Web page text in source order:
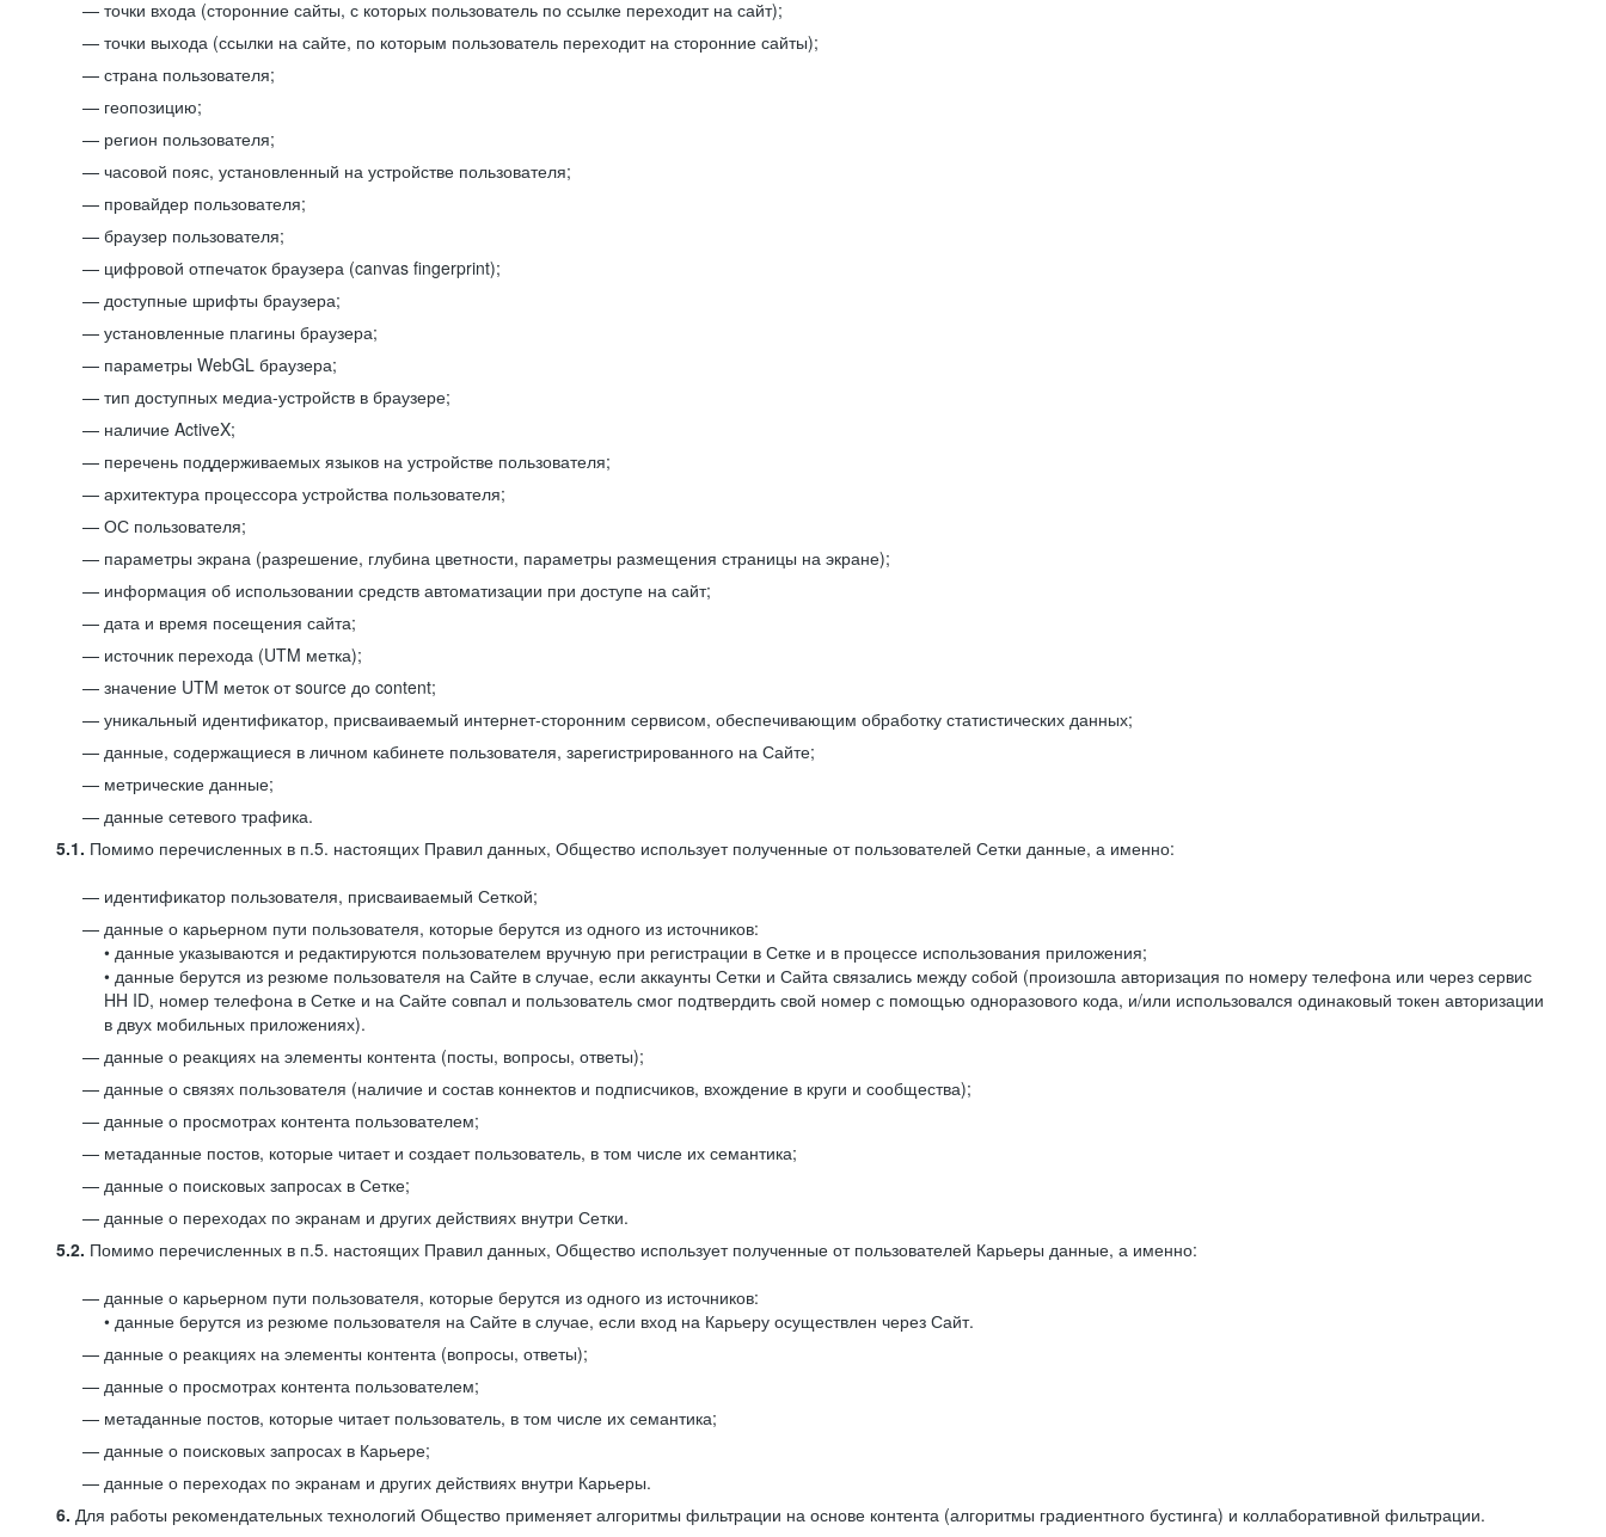
точки входа (сторонние сайты, с которых пользователь по ссылке переходит на сайт);
точки выхода (ссылки на сайте, по которым пользователь переходит на сторонние сайты);
страна пользователя;
геопозицию;
регион пользователя;
часовой пояс, установленный на устройстве пользователя;
провайдер пользователя;
браузер пользователя;
цифровой отпечаток браузера (canvas fingerprint);
доступные шрифты браузера;
установленные плагины браузера;
параметры WebGL браузера;
тип доступных медиа-устройств в браузере;
наличие ActiveX;
перечень поддерживаемых языков на устройстве пользователя;
архитектура процессора устройства пользователя;
ОС пользователя;
параметры экрана (разрешение, глубина цветности, параметры размещения страницы на экране);
информация об использовании средств автоматизации при доступе на сайт;
дата и время посещения сайта;
источник перехода (UTM метка);
значение UTM меток от source до content;
уникальный идентификатор, присваиваемый интернет-сторонним сервисом, обеспечивающим обработку статистических данных;
данные, содержащиеся в личном кабинете пользователя, зарегистрированного на Сайте;
метрические данные;
данные сетевого трафика.
5.1. Помимо перечисленных в п.5. настоящих Правил данных, Общество использует полученные от пользователей Сетки данные, а именно:
идентификатор пользователя, присваиваемый Сеткой;
данные о карьерном пути пользователя, которые берутся из одного из источников:
• данные указываются и редактируются пользователем вручную при регистрации в Сетке и в процессе использования приложения;
• данные берутся из резюме пользователя на Сайте в случае, если аккаунты Сетки и Сайта связались между собой (произошла авторизация по номеру телефона или через сервис
HH ID, номер телефона в Сетке и на Сайте совпал и пользователь смог подтвердить свой номер с помощью одноразового кода, и/или использовался одинаковый токен авторизации
в двух мобильных приложениях).
данные о реакциях на элементы контента (посты, вопросы, ответы);
данные о связях пользователя (наличие и состав коннектов и подписчиков, вхождение в круги и сообщества);
данные о просмотрах контента пользователем;
метаданные постов, которые читает и создает пользователь, в том числе их семантика;
данные о поисковых запросах в Сетке;
данные о переходах по экранам и других действиях внутри Сетки.
5.2. Помимо перечисленных в п.5. настоящих Правил данных, Общество использует полученные от пользователей Карьеры данные, а именно:
данные о карьерном пути пользователя, которые берутся из одного из источников:
• данные берутся из резюме пользователя на Сайте в случае, если вход на Карьеру осуществлен через Сайт.
данные о реакциях на элементы контента (вопросы, ответы);
данные о просмотрах контента пользователем;
метаданные постов, которые читает пользователь, в том числе их семантика;
данные о поисковых запросах в Карьере;
данные о переходах по экранам и других действиях внутри Карьеры.
6. Для работы рекомендательных технологий Общество применяет алгоритмы фильтрации на основе контента (алгоритмы градиентного бустинга) и коллаборативной фильтрации.